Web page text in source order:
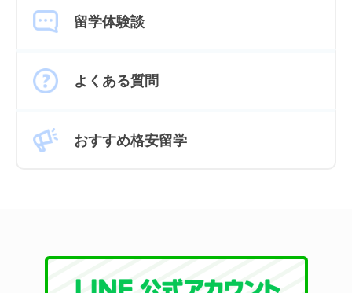
留学体験談
よくある質問
おすすめ格安留学